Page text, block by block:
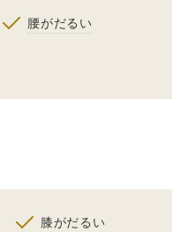
腰がだるい
膝がだるい